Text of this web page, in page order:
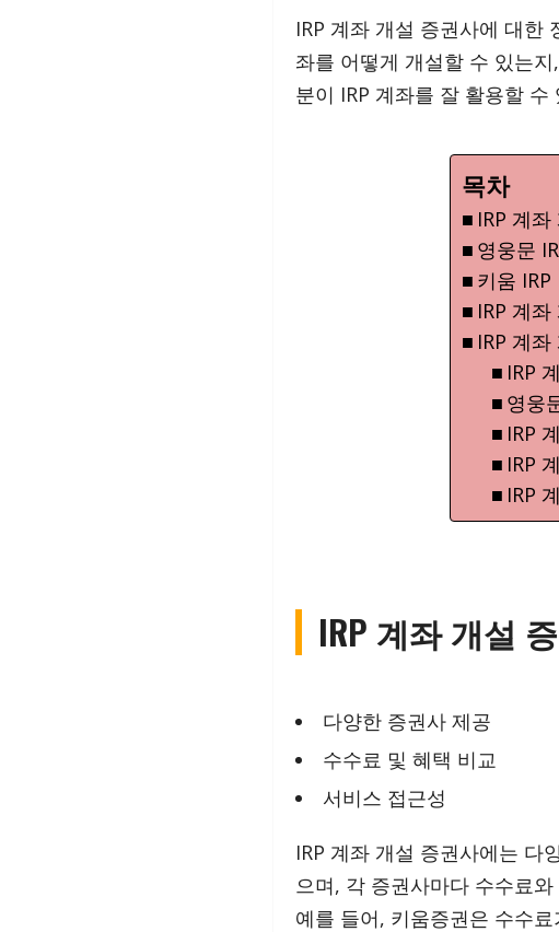
IRP 계좌 개설 증권사에 대한
좌를 어떻게 개설할 수 있는
분이 IRP 계좌를 잘 활용할
목차
IRP 계
영웅문
키움 IRP
IRP 계
IRP 계
IRP
영웅
IRP
IRP
IRP
IRP 계좌 개설
다양한 증권사 제공
수수료 및 혜택 비교
서비스 접근성
IRP 계좌 개설 증권사에는 다
으며, 각 증권사마다 수수료
예를 들어, 키움증권은 수수